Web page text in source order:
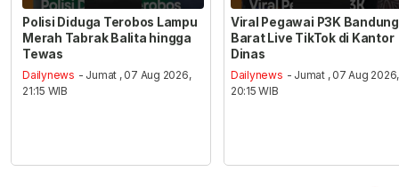
Polisi Diduga Terobos Lampu
Merah Tabrak Balita hingga
Tewas
Dailynews - Jumat , 07 Aug 2026,
21:15 WIB
Viral Pegawai P3K Bandung
Barat Live TikTok di Kantor
Dinas
Dailynews - Jumat , 07 Aug 2026,
20:15 WIB